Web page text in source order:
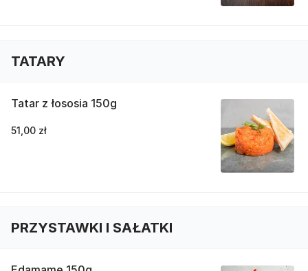
TATARY
Tatar z łososia 150g
51,00 zł
PRZYSTAWKI I SAŁATKI